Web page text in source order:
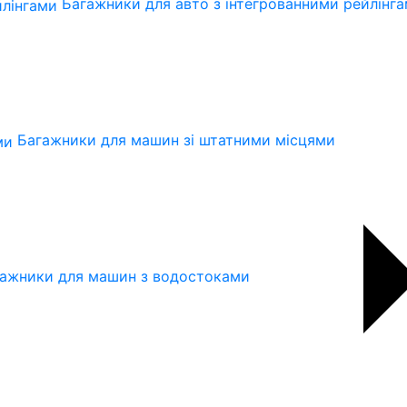
Багажники для авто з інтегрованними
Багажники для машин зі штатними місцями
для машин з водостоками